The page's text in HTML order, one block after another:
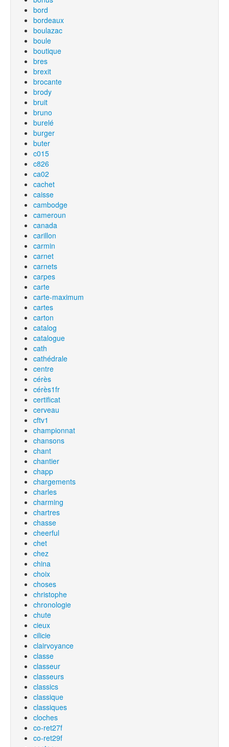
bord
bordeaux
boulazac
boule
boutique
bres
brexit
brocante
brody
bruit
bruno
burelé
burger
buter
c015
c826
ca02
cachet
caisse
cambodge
cameroun
canada
carillon
carmin
carnet
carnets
carpes
carte
carte-maximum
cartes
carton
catalog
catalogue
cath
cathédrale
centre
cérès
cérès1fr
certificat
cerveau
cftv1
championnat
chansons
chant
chantier
chapp
chargements
charles
charming
chartres
chasse
cheerful
chet
chez
china
choix
choses
christophe
chronologie
chute
cieux
cilicie
clairvoyance
classe
classeur
classeurs
classics
classique
classiques
cloches
co-ret27f
co-ret29f